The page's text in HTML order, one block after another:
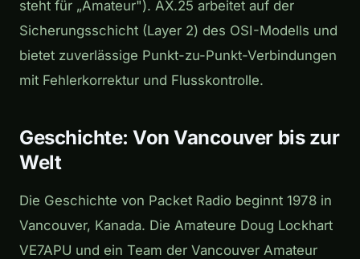
steht für „Amateur"). AX.25 arbeitet auf der
Sicherungsschicht (Layer 2) des OSI-Modells und
bietet zuverlässige Punkt-zu-Punkt-Verbindungen
mit Fehlerkorrektur und Flusskontrolle.
Geschichte: Von Vancouver bis zur
Welt
Die Geschichte von Packet Radio beginnt 1978 in
Vancouver, Kanada. Die Amateure Doug Lockhart
VE7APU und ein Team der Vancouver Amateur